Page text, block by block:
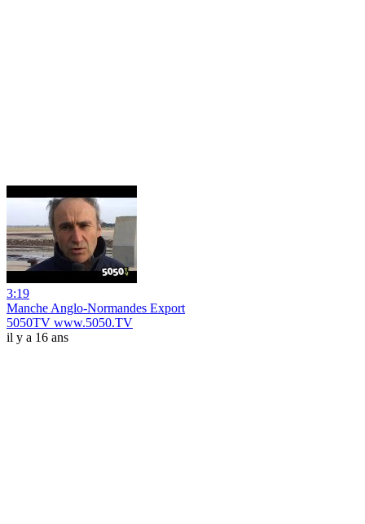
3:19
Manche Anglo-Normandes Export
5050TV www.5050.TV
il y a 16 ans